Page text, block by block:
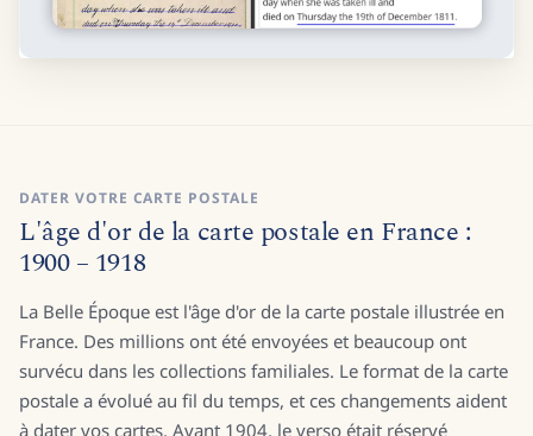
DATER VOTRE CARTE POSTALE
L'âge d'or de la carte postale en France :
1900 – 1918
La Belle Époque est l'âge d'or de la carte postale illustrée en
France. Des millions ont été envoyées et beaucoup ont
survécu dans les collections familiales. Le format de la carte
postale a évolué au fil du temps, et ces changements aident
à dater vos cartes. Avant 1904, le verso était réservé